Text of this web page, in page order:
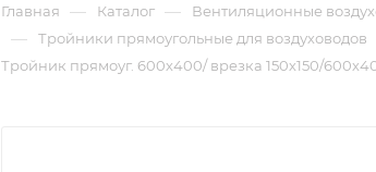
Главная — Каталог — Вентиляционные
— Тройники прямоугольные для воздуховодов
Тройник прямоуг. 600х400/ врезка 150х150/